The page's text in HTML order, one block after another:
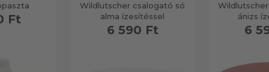
Ft
Wildlutscher csalogató só
alma ízesítéssel
6 590 Ft
ánizs
6